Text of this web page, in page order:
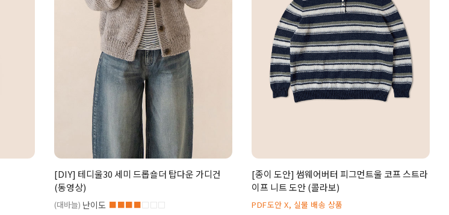
[DIY] 테디울30 세미 드롭숄더 탑다운 가디건
(동영상)
(대바늘) 난이도 ■■■■□□□
[종이 도안] 썸웨어버터 피그먼트울 코프 스트라
이프 니트 도안 (콜라보)
PDF도안 X, 실물 배송 상품